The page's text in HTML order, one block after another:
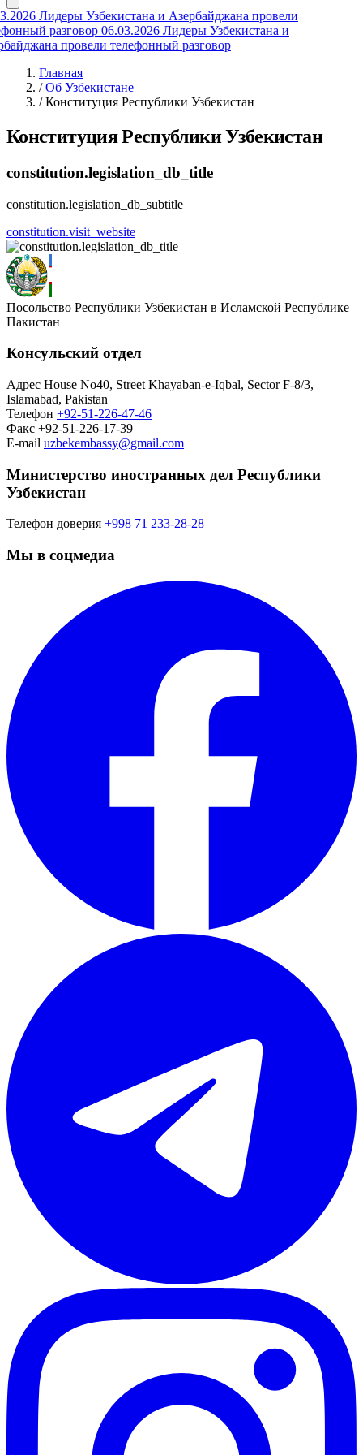
Лидеры Узбекистана и Азербайджана провели
разговор 06.03.2026 Лидеры Узбекистана и
провели телефонный разговор
Главная
/ Об Узбекистане
/ Конституция Республики Узбекистан
Конституция Республики Узбекистан
constitution.legislation_db_title
constitution.legislation_db_subtitle
constitution.visit_website
Посольство Республики Узбекистан в Исламской Республике
Пакистан
Консульский отдел
Адрес House No40, Street Khayaban-e-Iqbal, Sector F-8/3,
Islamabad, Pakistan
Телефон +92-51-226-47-46
Факс +92-51-226-17-39
E-mail uzbekembassy@gmail.com
Министерство иностранных дел Республики
Узбекистан
Телефон доверия +998 71 233-28-28
Мы в соцмедиа